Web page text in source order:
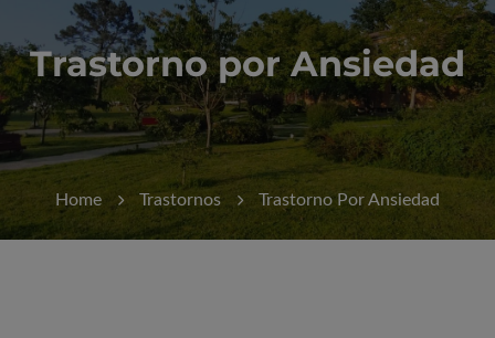
Trastorno por Ansiedad
Home Trastornos Trastorno Por Ansiedad